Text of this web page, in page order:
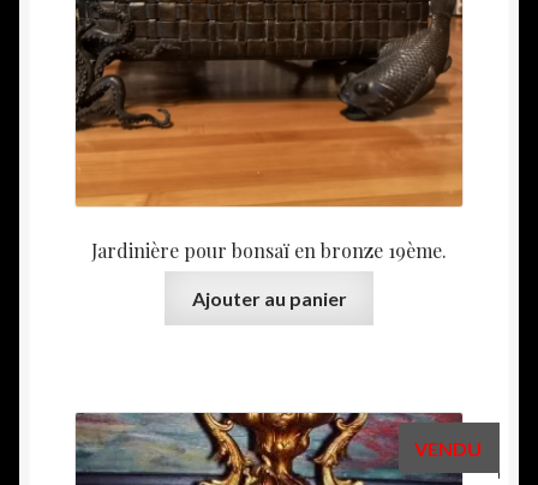
Jardinière pour bonsaï en bronze 19ème.
Ajouter au panier
VENDU